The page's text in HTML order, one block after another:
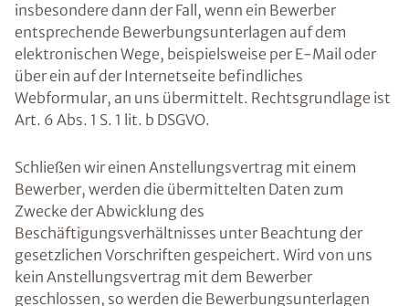
insbesondere dann der Fall, wenn ein Bewerber
entsprechende Bewerbungsunterlagen auf dem
elektronischen Wege, beispielsweise per E-Mail oder
über ein auf der Internetseite befindliches
Webformular, an uns übermittelt. Rechtsgrundlage ist
Art. 6 Abs. 1 S. 1 lit. b DSGVO.
Schließen wir einen Anstellungsvertrag mit einem
Bewerber, werden die übermittelten Daten zum
Zwecke der Abwicklung des
Beschäftigungsverhältnisses unter Beachtung der
gesetzlichen Vorschriften gespeichert. Wird von uns
kein Anstellungsvertrag mit dem Bewerber
geschlossen, so werden die Bewerbungsunterlagen